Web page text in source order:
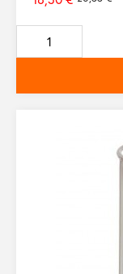
Prix
de
base